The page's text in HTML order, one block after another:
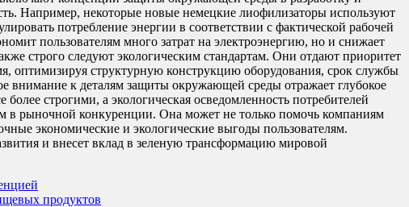
Например, некоторые новые немецкие лиофилизаторы используют
потребление энергии в соответствии с фактической рабочей
пользователям много затрат на электроэнергию, но и снижает
строго следуют экологическим стандартам. Они отдают приоритет
оптимизируя структурную конструкцию оборудования, срок службы
внимание к деталям защиты окружающей среды отражает глубокое
строгими, а экологическая осведомленность потребителей
в рыночной конкуренции. Она может не только помочь компаниям
экономические и экологические выгоды пользователям.
и внесет вклад в зеленую трансформацию мировой
продуктов